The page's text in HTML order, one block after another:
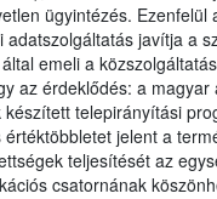
ügyintézés.
adatszolgáltatás javítja a
emeli a
az érdeklődés: a
telepirányítási
jelent a
teljesítését az
csatornának